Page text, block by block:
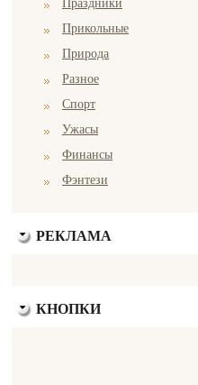
Праздники
Прикольные
Природа
Разное
Спорт
Ужасы
Финансы
Фэнтези
РЕКЛАМА
КНОПКИ